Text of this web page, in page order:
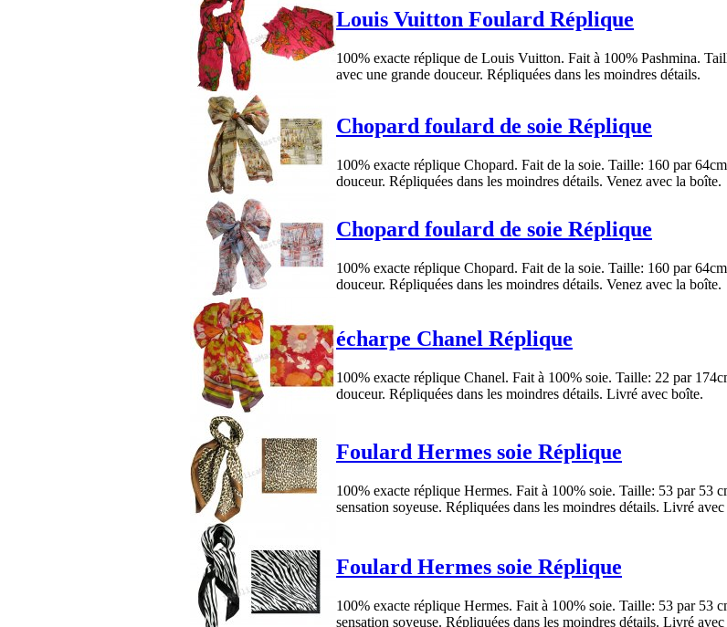
Louis Vuitton Foulard Réplique
100% exacte réplique de Louis Vuitton. Fait à 100% Pashmina.
avec une grande douceur. Répliquées dans les moindres détails.
Chopard foulard de soie Réplique
100% exacte réplique Chopard. Fait de la soie. Taille: 160 par
douceur. Répliquées dans les moindres détails. Venez avec la boîte.
Chopard foulard de soie Réplique
100% exacte réplique Chopard. Fait de la soie. Taille: 160 par
douceur. Répliquées dans les moindres détails. Venez avec la boîte.
écharpe Chanel Réplique
100% exacte réplique Chanel. Fait à 100% soie. Taille: 22 par
douceur. Répliquées dans les moindres détails. Livré avec boîte.
Foulard Hermes soie Réplique
100% exacte réplique Hermes. Fait à 100% soie. Taille: 53 par 53
sensation soyeuse. Répliquées dans les moindres détails. Livré
Foulard Hermes soie Réplique
100% exacte réplique Hermes. Fait à 100% soie. Taille: 53 par 53
sensation soyeuse. Répliquées dans les moindres détails. Livré